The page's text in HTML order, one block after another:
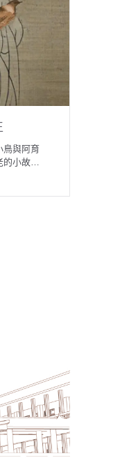
證嚴法師說故事 《